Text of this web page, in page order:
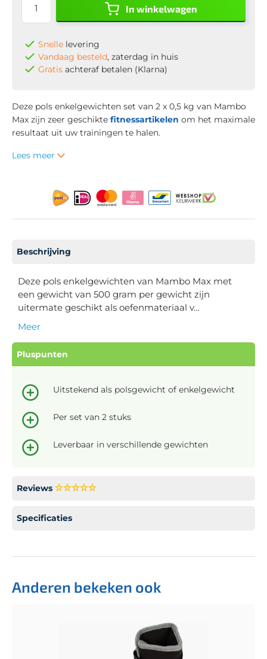
In winkelwagen
Snelle levering
Vandaag besteld, zaterdag in huis
Gratis achteraf betalen (Klarna)
Deze pols enkelgewichten set van 2 x 0,5 kg van Mambo
Max zijn zeer geschikte fitnessartikelen om het maximale
resultaat uit uw trainingen te halen.
Lees meer
Beschrijving
Deze pols enkelgewichten van Mambo Max met
een gewicht van 500 gram per gewicht zijn
uitermate geschikt als oefenmateriaal v…
Meer
Pluspunten
Uitstekend als polsgewicht of enkelgewicht
Per set van 2 stuks
Leverbaar in verschillende gewichten
Reviews
Specificaties
Anderen bekeken ook